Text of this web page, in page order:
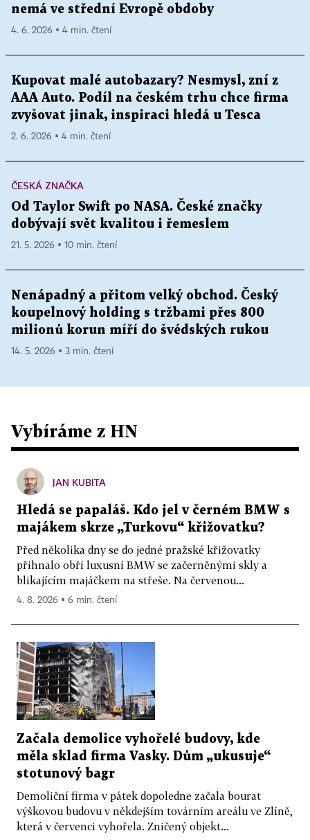
nemá ve střední Evropě obdoby
4. 6. 2026 ▪ 4 min. čtení
Kupovat malé autobazary? Nesmysl, zní z
AAA Auto. Podíl na českém trhu chce firma
zvyšovat jinak, inspiraci hledá u Tesca
2. 6. 2026 ▪ 4 min. čtení
ČESKÁ ZNAČKA
Od Taylor Swift po NASA. České značky
dobývají svět kvalitou i řemeslem
21. 5. 2026 ▪ 10 min. čtení
Nenápadný a přitom velký obchod. Český
koupelnový holding s tržbami přes 800
milionů korun míří do švédských rukou
14. 5. 2026 ▪ 3 min. čtení
Vybíráme z HN
JAN KUBITA
Hledá se papaláš. Kdo jel v černém BMW s
majákem skrze „Turkovu“ křižovatku?
Před několika dny se do jedné pražské křižovatky
přihnalo obří luxusní BMW se začerněnými skly a
blikajícím majáčkem na střeše. Na červenou...
4. 8. 2026 ▪ 6 min. čtení
Začala demolice vyhořelé budovy, kde
měla sklad firma Vasky. Dům „ukusuje“
stotunový bagr
Demoliční firma v pátek dopoledne začala bourat
výškovou budovu v někdejším továrním areálu ve Zlíně,
která v červenci vyhořela. Zničený objekt...